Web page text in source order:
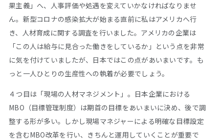
果主義」へ、人事評価や処遇を変えていかなければなりませ
ん。新型コロナの感染拡大が始まる直前に私はアメリカへ行
き、人材育成に関する調査を行いました。アメリカの企業は
「この人は給与に見合った働きをしているか」という点を非常
に気を付けていましたが、日本ではこの点があいまいです。も
っと一人ひとりの生産性への執着が必要でしょう。
４つ目は「現場の人材マネジメント」。日本企業における
MBO（目標管理制度）は期首の目標をあいまいに決め、後で調
整する形が多い。しかし現場マネジャーによる明確な目標設定
を含むMBO改革を行い、きちんと運用していくことが重要で